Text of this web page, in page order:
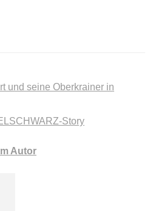
und seine Oberkrainer in
Story
Autor